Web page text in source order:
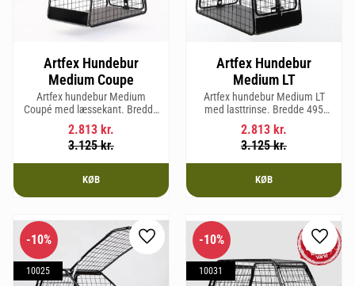
Artfex Hundebur
Medium Coupe
Artfex hundebur Medium
Coupé med læssekant. Bredde
495 mm, højde 675 mm, dybde
830 mm og vægt 15,8 kg.
2.813 kr.
3.125kr.
KØB
Artfex Hundebur
Medium LT
Artfex hundebur Medium LT
med lasttrinse. Bredde 495
mm, Højde 675 mm, Dybde 830
mm og vægt 17 kg.
2.813 kr.
3.125kr.
KØB
10%
10025
Gem som favorit
10%
10031
Gem